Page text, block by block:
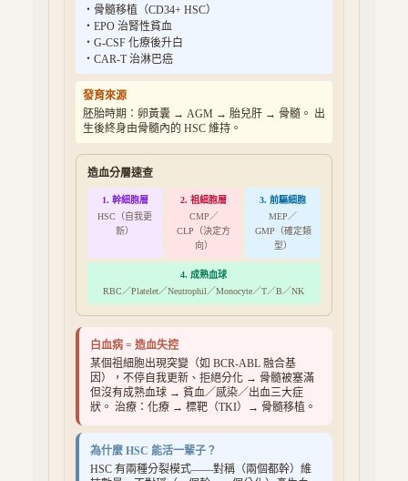
・骨髓移植（CD34+ HSC）
・EPO 治腎性貧血
・G-CSF 化療後升白
・CAR-T 治淋巴癌
發育來源
胚胎時期：卵黃囊 → AGM → 胎兒肝 → 骨髓。 出
生後終身由骨髓內的 HSC 維持。
造血分層速查
1. 幹細胞層
HSC（自我更
新）
2. 祖細胞層
CMP／
CLP（決定方
向）
3. 前驅細胞
MEP／
GMP（確定類
型）
4. 成熟血球
RBC／Platelet／Neutrophil／Monocyte／T／B／NK
白血病 = 造血失控
某個祖細胞出現突變（如 BCR-ABL 融合基
因），不停自我更新、拒絕分化 → 骨髓被塞滿
但沒有成熟血球 → 貧血／感染／出血三大症
狀。 治療：化療 → 標靶（TKI）→ 骨髓移植。
為什麼 HSC 能活一輩子？
HSC 有兩種分裂模式——對稱（兩個都幹）維